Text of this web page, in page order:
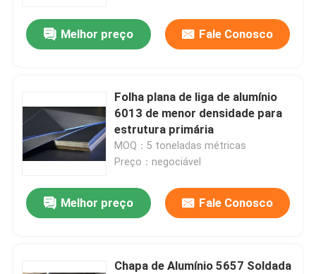
Melhor preço Fale Conosco
Folha plana de liga de alumínio
6013 de menor densidade para
estrutura primária
MOQ：5 toneladas métricas
Preço：negociável
Melhor preço Fale Conosco
Chapa de Alumínio 5657 Soldada